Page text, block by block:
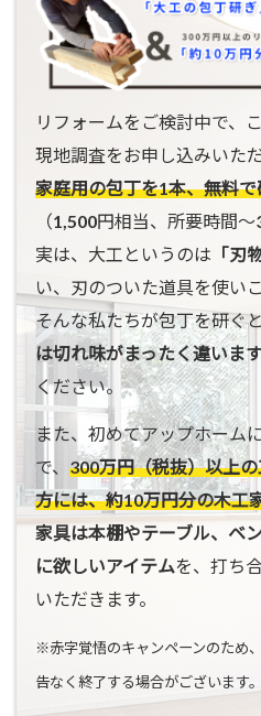
リフォームをご検討中で、
現地調査をお申し込みいた
家庭用の包丁を1本、無料
（1,500円相当、所要時間〜
実は、大工というのは 「刃
い、刃のついた道具を使い
そんな私たちが包丁を研ぐと
は切れ味がまったく違いま
ください。
また、初めてアップホーム
で、 300万円（税抜）以上
方には、約10万円分の木工
家具は本棚やテーブル、ベ
に欲しいアイテムを、打ち
いただきます。
※赤字覚悟のキャンペーンのため
告なく終了する場合がございます